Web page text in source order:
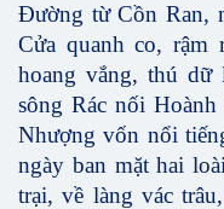
Đường từ Cồn Ran,
Cửa quanh co,
hoang vắng, thú
sông Rác nối
Nhượng vốn nổi
ngày ban mặt hai
trại, về làng vác